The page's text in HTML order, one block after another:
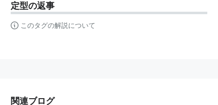
定型の返事
このタグの解説について
関連ブログ